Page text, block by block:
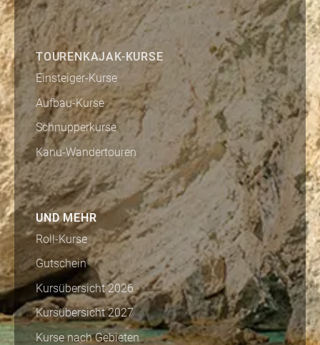
TOURENKAJAK-KURSE
Einsteiger-Kurse
Aufbau-Kurse
Schnupperkurse
Kanu-Wandertouren
UND MEHR
Roll-Kurse
Gutschein
Kursübersicht 2026
Kursübersicht 2027
Kurse nach Gebieten